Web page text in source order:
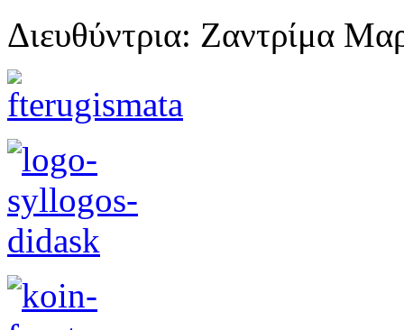
Διευθύντρια: Ζαντρίμα